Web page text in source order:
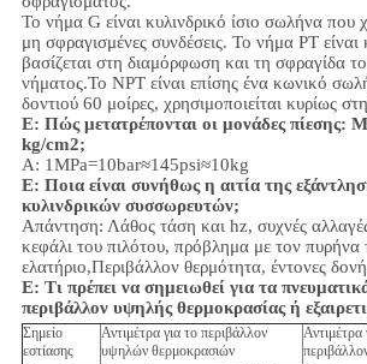
Το νήμα G είναι κυλινδρικό ίσιο σωλήνα που
μη σφραγισμένες συνδέσεις. Το νήμα PT
βασίζεται στη διαμόρφωση και τη σφραγίδα
νήματος.Το NPT είναι επίσης ένα κωνικό
δοντιού 60 μοίρες, χρησιμοποιείται κυρίως
Ε: Πώς μετατρέπονται οι μονάδες πίεσης:
kg/cm2;
Α: 1MPa=10bar≈145psi≈10kg
Ε: Ποια είναι συνήθως η αιτία της
κυλινδρικών συσσωρευτών;
Απάντηση: Λάθος τάση και hz, συχνές
κεφάλι του πιλότου, πρόβλημα με τον πυρήνα
ελατήριο,Περιβάλλον θερμότητα, έντονες
Ε: Τι πρέπει να σημειωθεί για τα
περιβάλλον υψηλής θερμοκρασίας ή
Σημείο
εστίασης
Αντιμέτρα για το περιβάλλον
υψηλών θερμοκρασιών
Αντιμέτρα